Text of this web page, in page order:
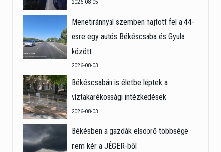
2026-08-05
Menetiránnyal szemben hajtott fel a 44-
esre egy autós Békéscsaba és Gyula
között
2026-08-03
Békéscsabán is életbe léptek a
víztakarékossági intézkedések
2026-08-03
Békésben a gazdák elsöprő többsége
nem kér a JÉGER-ből